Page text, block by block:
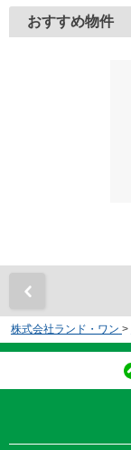
おすすめ物件
株式会社ランド・ワン >